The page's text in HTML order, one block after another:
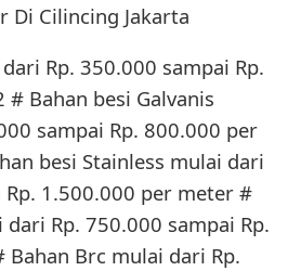
Di Cilincing Jakarta
Rp. 350.000 sampai Rp.
Bahan besi Galvanis
sampai Rp. 800.000 per
besi Stainless mulai dari
Rp. 1.500.000 per meter #
dari Rp. 750.000 sampai Rp.
Brc mulai dari Rp.